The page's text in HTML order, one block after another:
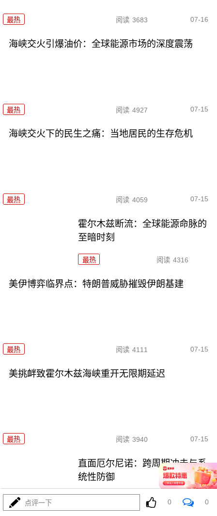
最热 阅读 3683 07-16
海峡交火引爆油价：全球能源市场的深度震荡
最热 阅读 4927 07-15
海峡交火下的民生之痛：当地居民的生存危机
最热 阅读 4059 07-15
霍尔木兹断流：全球能源命脉的
至暗时刻
最热 阅读 4316
美伊博弈临界点：特朗普威胁摧毁伊朗基建
最热 阅读 4111 07-15
美挑衅致霍尔木兹海峡重开无限期延迟
最热 阅读 3940 07-15
直面厄尔尼诺：跨周期冲击与系
统性防御
阅读 4822
点评一下 0 0